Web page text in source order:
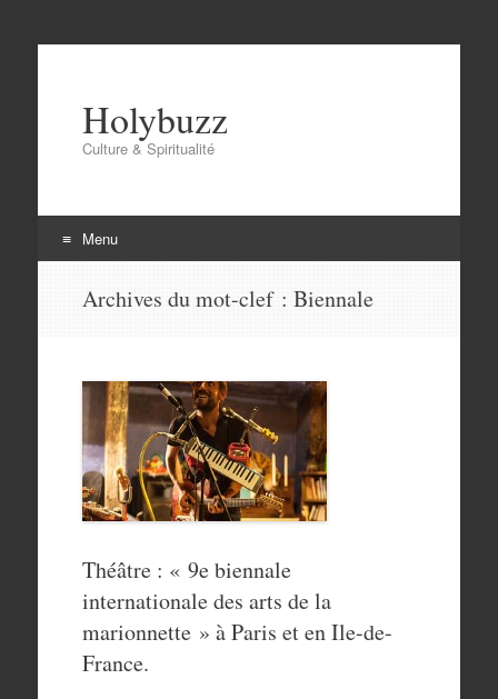
Holybuzz
Culture & Spiritualité
Menu
Archives du mot-clef : Biennale
Théâtre : « 9e biennale
internationale des arts de la
marionnette » à Paris et en Ile-de-
France.